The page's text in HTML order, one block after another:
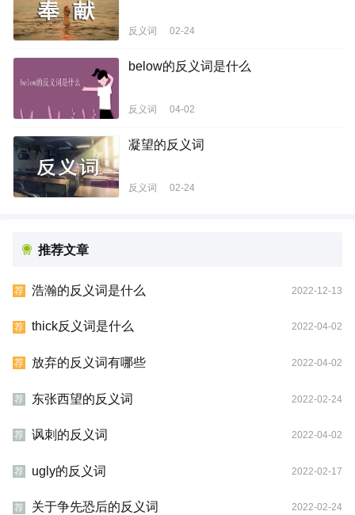
反义词 02-24
below的反义词是什么
反义词 04-02
凝望的反义词
反义词 02-24
推荐文章
荐 浩瀚的反义词是什么 2022-12-13
荐 thick反义词是什么 2022-04-02
荐 放弃的反义词有哪些 2022-04-02
荐 东张西望的反义词 2022-02-24
荐 讽刺的反义词 2022-04-02
荐 ugly的反义词 2022-02-17
荐 关于争先恐后的反义词 2022-02-24